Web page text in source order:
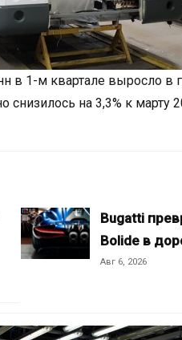
в 1-м квартале выросло
на 3,3% к марту
Bugatti
Bolide в
Авг 6, 2026